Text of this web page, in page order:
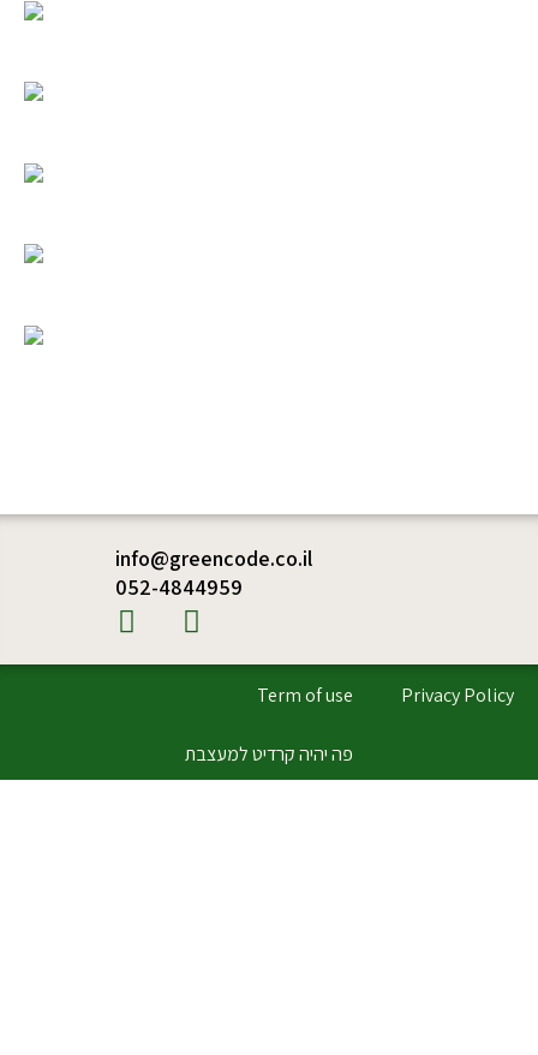
info@greencode.co.il
052-4844959
Privacy Policy
Term of use
פה יהיה קרדיט למעצבת